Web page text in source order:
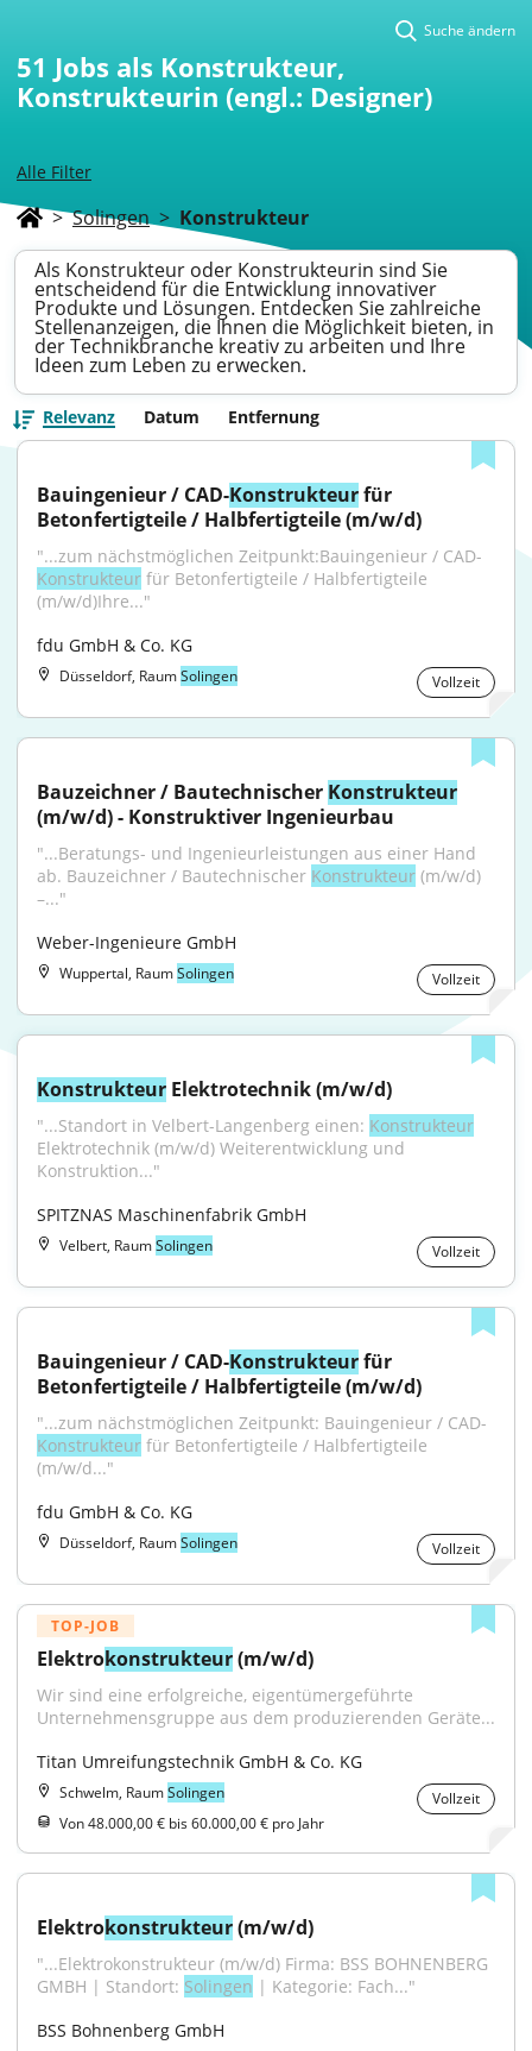
Alle Filter
Suche ändern
51 Jobs als Konstrukteur,
Konstrukteurin (engl.: Designer)
> Solingen > Konstrukteur
Als Konstrukteur oder Konstrukteurin sind Sie
entscheidend für die Entwicklung innovativer
Produkte und Lösungen. Entdecken Sie zahlreiche
Stellenanzeigen, die Ihnen die Möglichkeit bieten, in
der Technikbranche kreativ zu arbeiten und Ihre
Ideen zum Leben zu erwecken.
Relevanz Datum Entfernung
Bauingenieur / CAD-Konstrukteur für
Betonfertigteile / Halbfertigteile (m/w/d)
"...zum nächstmöglichen Zeitpunkt:Bauingenieur / CAD-
Konstrukteur für Betonfertigteile / Halbfertigteile
(m/w/d)Ihre..."
fdu GmbH & Co. KG
Düsseldorf, RaumSolingen Vollzeit
Bauzeichner / Bautechnischer Konstrukteur
(m/w/d) - Konstruktiver Ingenieurbau
"...Beratungs- und Ingenieurleistungen aus einer Hand
ab. Bauzeichner / Bautechnischer Konstrukteur (m/w/d)
–..."
Weber-Ingenieure GmbH
Wuppertal, RaumSolingen Vollzeit
Konstrukteur Elektrotechnik (m/w/d)
"...Standort in Velbert-Langenberg einen: Konstrukteur
Elektrotechnik (m/w/d) Weiterentwicklung und
Konstruktion..."
SPITZNAS Maschinenfabrik GmbH
Velbert, RaumSolingen Vollzeit
Bauingenieur / CAD-Konstrukteur für
Betonfertigteile / Halbfertigteile (m/w/d)
"...zum nächstmöglichen Zeitpunkt: Bauingenieur / CAD-
Konstrukteur für Betonfertigteile / Halbfertigteile
(m/w/d..."
fdu GmbH & Co. KG
Düsseldorf, RaumSolingen Vollzeit
TOP-JOB
Elektrokonstrukteur (m/w/d)
Wir sind eine erfolgreiche, eigentümer­geführte
Unternehmensgruppe aus dem produzierenden Geräte...
Titan Umreifungstechnik GmbH & Co. KG
Schwelm, RaumSolingen
Vollzeit
Von 48.000,00 € bis 60.000,00 € pro Jahr
Elektrokonstrukteur (m/w/d)
"...Elektrokonstrukteur (m/w/d) Firma: BSS BOHNENBERG
GMBH | Standort: Solingen | Kategorie: Fach..."
BSS Bohnenberg GmbH